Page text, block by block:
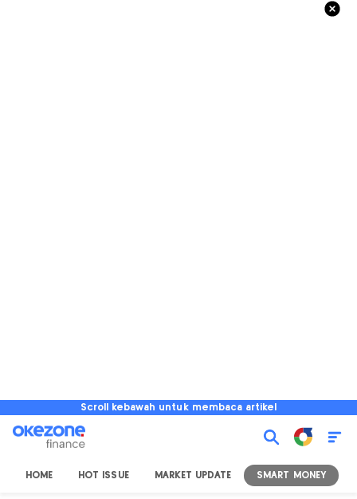
Scroll kebawah untuk membaca artikel
HOME HOT ISSUE MARKET UPDATE SMART MONEY